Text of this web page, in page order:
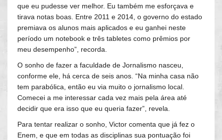
que eu pudesse ver melhor. Eu também me esforçava e
tirava notas boas. Entre 2011 e 2014, o governo do estado
premiava os alunos mais aplicados e eu ganhei neste
período um notebook e três tabletes como prêmios por
meu desempenho”, recorda.
O sonho de fazer a faculdade de Jornalismo nasceu,
conforme ele, há cerca de seis anos. “Na minha casa não
tem parabólica, então eu via muito o jornalismo local.
Comecei a me interessar cada vez mais pela área até
decidir que era isso que eu queria fazer”, revela.
Para tentar realizar o sonho, Victor comenta que já fez o
Enem, e que em todas as disciplinas sua pontuação foi